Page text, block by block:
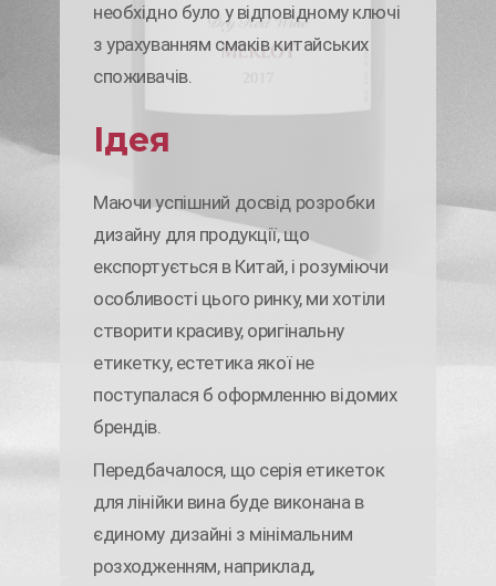
необхідно було у відповідному ключі
з урахуванням смаків китайських
споживачів.
Ідея
Маючи успішний досвід розробки
дизайну для продукції, що
експортується в Китай, і розуміючи
особливості цього ринку, ми хотіли
створити красиву, оригінальну
етикетку, естетика якої не
поступалася б оформленню відомих
брендів.
Передбачалося, що серія етикеток
для лінійки вина буде виконана в
єдиному дизайні з мінімальним
розходженням, наприклад,